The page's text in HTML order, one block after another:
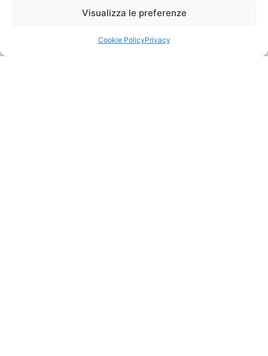
Visualizza le preferenze
Cookie PolicyPrivacy